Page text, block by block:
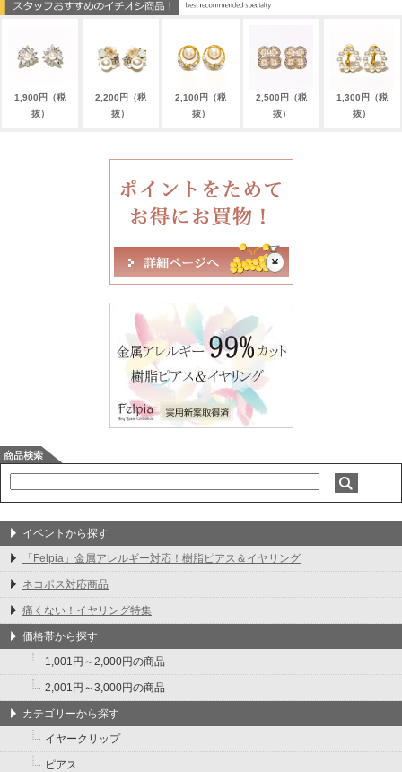
1,900円（税
抜）
2,200円（税
抜）
2,100円（税
抜）
2,500円（税
抜）
1,300円（税
抜）
イベントから探す
「Felpia」金属アレルギー対応！樹脂ピアス＆イヤリング
ネコポス対応商品
痛くない！イヤリング特集
価格帯から探す
1,001円～2,000円の商品
2,001円～3,000円の商品
カテゴリーから探す
イヤークリップ
ピアス